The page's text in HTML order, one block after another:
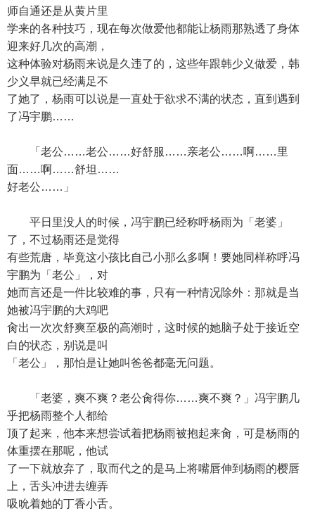
师自通还是从黄片里
学来的各种技巧，现在每次做爱他都能让杨雨那熟透了身体
迎来好几次的高潮，
这种体验对杨雨来说是久违了的，这些年跟韩少义做爱，韩
少义早就已经满足不
了她了，杨雨可以说是一直处于欲求不满的状态，直到遇到
了冯宇鹏……
「老公……老公……好舒服……亲老公……啊……里
面……啊……舒坦……
好老公……」
平日里没人的时候，冯宇鹏已经称呼杨雨为「老婆」
了，不过杨雨还是觉得
有些荒唐，毕竟这小孩比自己小那么多啊！要她同样称呼冯
宇鹏为「老公」，对
她而言还是一件比较难的事，只有一种情况除外：那就是当
她被冯宇鹏的大鸡吧
肏出一次次舒爽至极的高潮时，这时候的她脑子处于接近空
白的状态，别说是叫
「老公」，那怕是让她叫爸爸都毫无问题。
「老婆，爽不爽？老公肏得你……爽不爽？」冯宇鹏几
乎把杨雨整个人都给
顶了起来，他本来想尝试着把杨雨被抱起来肏，可是杨雨的
体重摆在那呢，他试
了一下就放弃了，取而代之的是马上将嘴唇伸到杨雨的樱唇
上，舌头冲进去缠弄
吸吮着她的丁香小舌。